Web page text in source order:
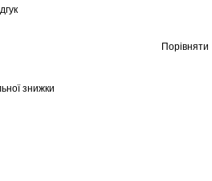
Порівняти
знижки